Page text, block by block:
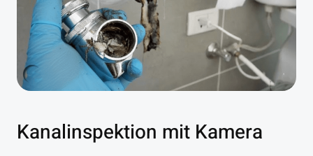
Kanalinspektion mit Kamera